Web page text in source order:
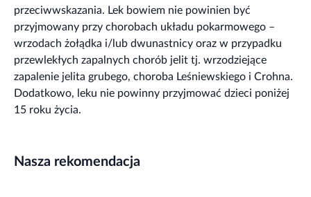
przeciwwskazania. Lek bowiem nie powinien być
przyjmowany przy chorobach układu pokarmowego –
wrzodach żołądka i/lub dwunastnicy oraz w przypadku
przewlekłych zapalnych chorób jelit tj. wrzodziejące
zapalenie jelita grubego, choroba Leśniewskiego i Crohna.
Dodatkowo, leku nie powinny przyjmować dzieci poniżej
15 roku życia.
Nasza rekomendacja